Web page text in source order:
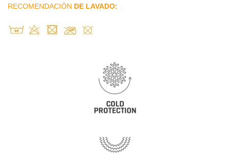
RECOMENDACIÓN DE LAVADO: